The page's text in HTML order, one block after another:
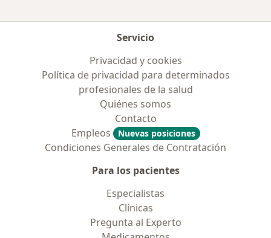
Servicio
Privacidad y cookies
Política de privacidad para determinados
profesionales de la salud
Quiénes somos
Contacto
Empleos
Nuevas posiciones
Condiciones Generales de Contratación
Para los pacientes
Especialistas
Clínicas
Pregunta al Experto